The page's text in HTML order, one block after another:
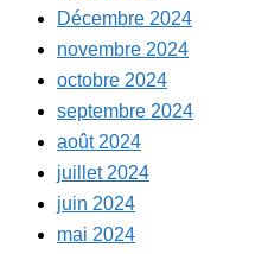
Décembre 2024
novembre 2024
octobre 2024
septembre 2024
août 2024
juillet 2024
juin 2024
mai 2024